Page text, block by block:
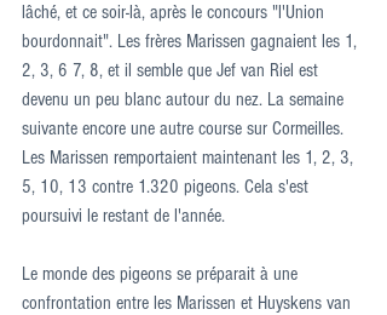
lâché, et ce soir-là, après le concours "l'Union
bourdonnait". Les frères Marissen gagnaient les 1,
2, 3, 6 7, 8, et il semble que Jef van Riel est
devenu un peu blanc autour du nez. La semaine
suivante encore une autre course sur Cormeilles.
Les Marissen remportaient maintenant les 1, 2, 3,
5, 10, 13 contre 1.320 pigeons. Cela s'est
poursuivi le restant de l'année.
Le monde des pigeons se préparait à une
confrontation entre les Marissen et Huyskens van